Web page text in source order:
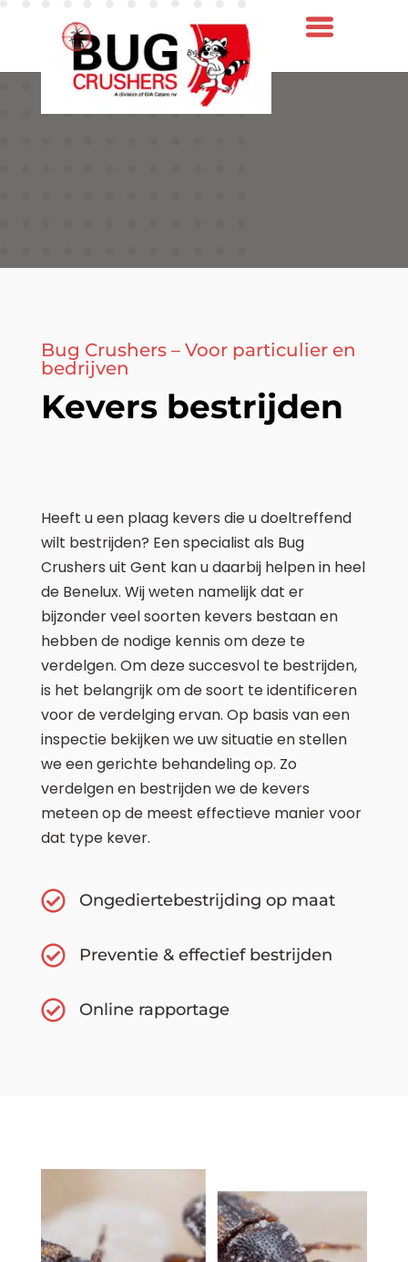
Bug Crushers – Voor particulier en
bedrijven
Kevers bestrijden
Heeft u een plaag kevers die u doeltreffend
wilt bestrijden? Een specialist als Bug
Crushers uit Gent kan u daarbij helpen in heel
de Benelux. Wij weten namelijk dat er
bijzonder veel soorten kevers bestaan en
hebben de nodige kennis om deze te
verdelgen. Om deze succesvol te bestrijden,
is het belangrijk om de soort te identificeren
voor de verdelging ervan. Op basis van een
inspectie bekijken we uw situatie en stellen
we een gerichte behandeling op. Zo
verdelgen en bestrijden we de kevers
meteen op de meest effectieve manier voor
dat type kever.
Ongediertebestrijding op maat
Preventie & effectief bestrijden
Online rapportage